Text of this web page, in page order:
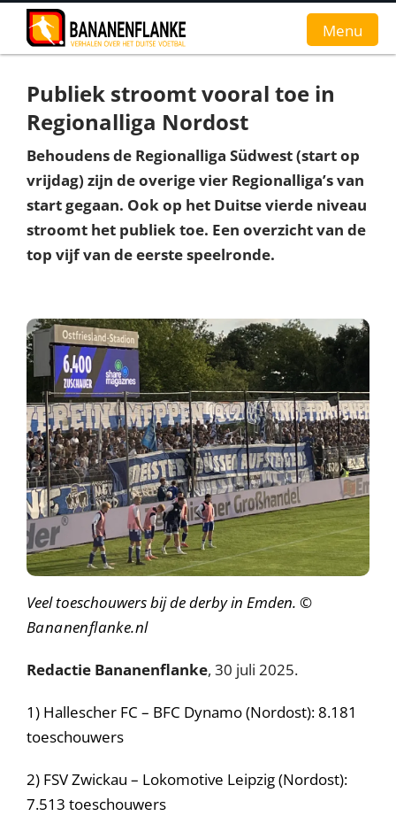
Home
Nieuws
Interviews
Groundhopverhalen
De fans
Menu
Publiek stroomt vooral toe in
Regionalliga Nordost
Behoudens de Regionalliga Südwest (start op
vrijdag) zijn de overige vier Regionalliga’s van
start gegaan. Ook op het Duitse vierde niveau
stroomt het publiek toe. Een overzicht van de
top vijf van de eerste speelronde.
Veel toeschouwers bij de derby in Emden. ©
Bananenflanke.nl
Redactie Bananenflanke, 30 juli 2025.
1) Hallescher FC – BFC Dynamo (Nordost): 8.181
toeschouwers
2) FSV Zwickau – Lokomotive Leipzig (Nordost):
7.513 toeschouwers